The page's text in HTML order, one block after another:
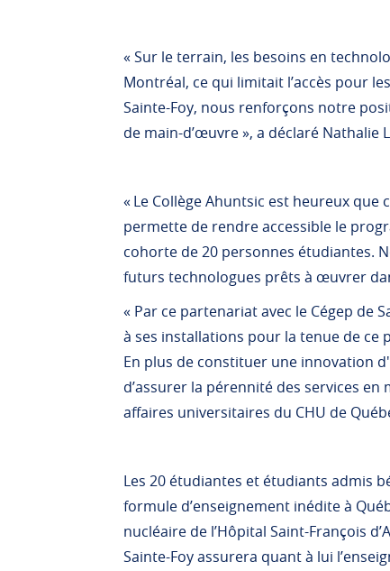
« Sur le terrain, les besoins en
Montréal, ce qui limitait l’accès pour
Sainte-Foy, nous renforçons notre
de main-d’œuvre », a déclaré Nathalie
« Le Collège Ahuntsic est heureux
permette de rendre accessible le
cohorte de 20 personnes étudiantes.
futurs technologues prêts à œuvrer
« Par ce partenariat avec le Cégep de
à ses installations pour la tenue de
En plus de constituer une innovation
d’assurer la pérennité des services
affaires universitaires du CHU de
Les 20 étudiantes et étudiants admis
formule d’enseignement inédite à
nucléaire de l’Hôpital Saint-François
Sainte-Foy assurera quant à lui